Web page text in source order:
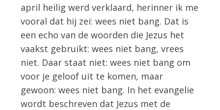
april heilig werd verklaard, herinner ik me
vooral dat hij zei: wees niet bang. Dat is
een echo van de woorden die Jezus het
vaakst gebruikt: wees niet bang, vrees
niet. Daar staat niet: wees niet bang om
voor je geloof uit te komen, maar
gewoon: wees niet bang. In het evangelie
wordt beschreven dat Jezus met de